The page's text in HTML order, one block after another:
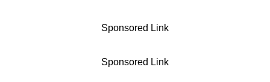
Sponsored Link
Sponsored Link